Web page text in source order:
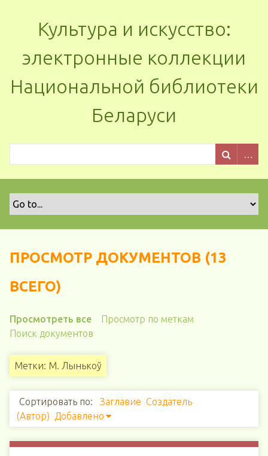
Культура и искусство:
электронные коллекции
Национальной библиотеки
Беларуси
ПРОСМОТР ДОКУМЕНТОВ (13
ВСЕГО)
Просмотреть все
Просмотр по меткам
Поиск документов
Метки: М. Лынькоў
Сортировать по: Заглавие Создатель
(Автор)
Добавлено